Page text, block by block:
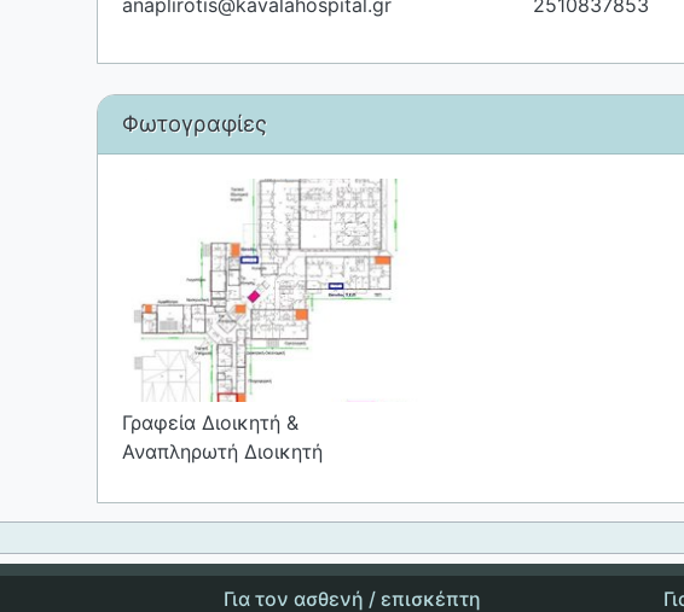
Φωτογραφίες
Γραφεία Διοικητή &
Αναπληρωτή Διοικητή
Για τον ασθενή / επισκέπτη